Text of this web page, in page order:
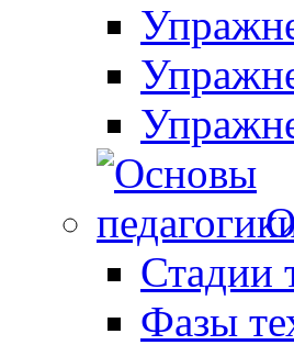
Стадии
Фазы